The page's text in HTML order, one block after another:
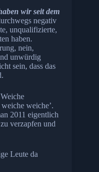
wir seit dem
negativ
unqualifizierte,
haben.
nein,
unwürdig
sein, dass das
weiche’.
2011 eigentlich
verzapfen und
Leute da